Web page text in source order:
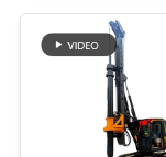
PRIVASI